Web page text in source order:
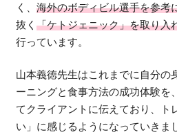
く、 海外のボディビル選手を参考
抜く 「ケトジェニック」を取り入
行っています。
山本義徳先生はこれまでに自分の
ーニングと食事方法の成功体験を
てクライアントに伝えており、ト
い」に感じるようになっていきま